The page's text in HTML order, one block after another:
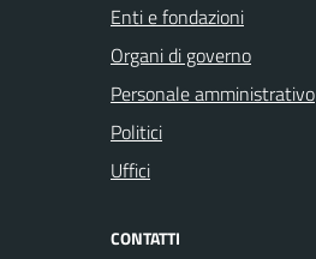
Enti e fondazioni
Organi di governo
Personale amministrativo
Politici
Uffici
CONTATTI